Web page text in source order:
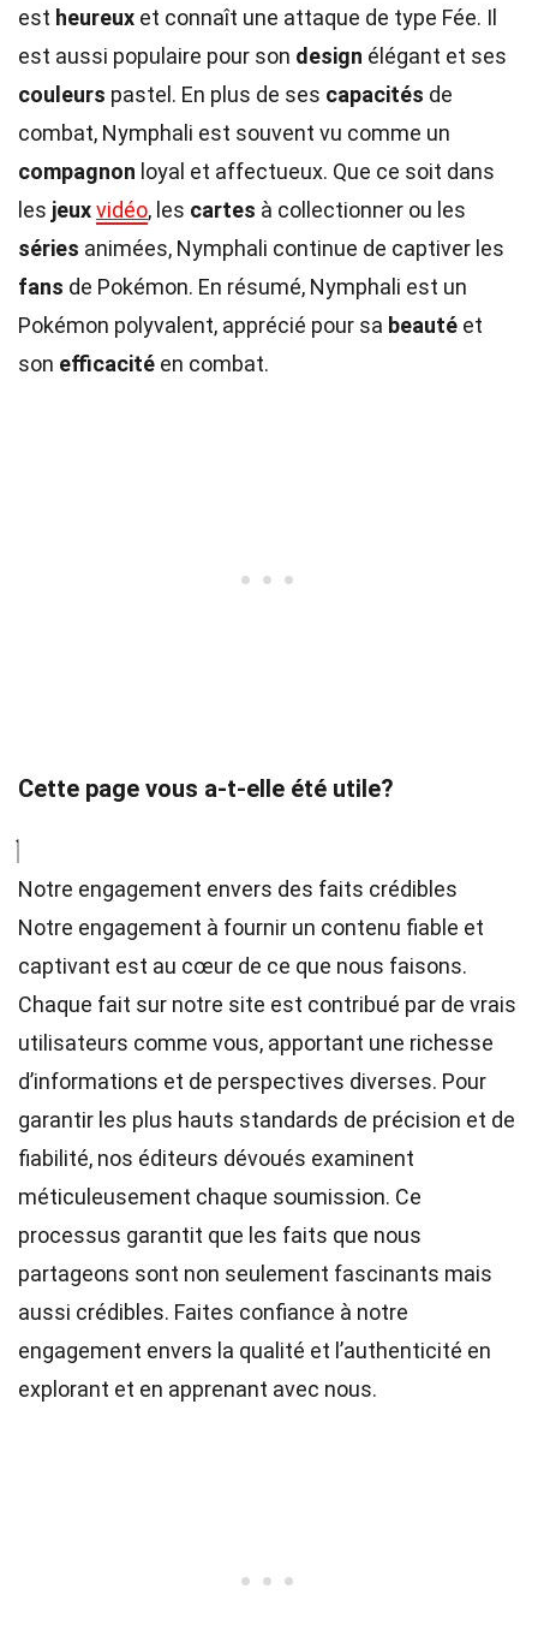
est heureux et connaît une attaque de type Fée. Il
est aussi populaire pour son design élégant et ses
couleurs pastel. En plus de ses capacités de
combat, Nymphali est souvent vu comme un
compagnon loyal et affectueux. Que ce soit dans
les jeuxvidéo, les cartes à collectionner ou les
séries animées, Nymphali continue de captiver les
fans de Pokémon. En résumé, Nymphali est un
Pokémon polyvalent, apprécié pour sa beauté et
son efficacité en combat.
Cette page vous a-t-elle été utile?
Notre engagement envers des faits crédibles
Notre engagement à fournir un contenu fiable et
captivant est au cœur de ce que nous faisons.
Chaque fait sur notre site est contribué par de vrais
utilisateurs comme vous, apportant une richesse
d’informations et de perspectives diverses. Pour
garantir les plus hauts standards de précision et de
fiabilité, nos éditeurs dévoués examinent
méticuleusement chaque soumission. Ce
processus garantit que les faits que nous
partageons sont non seulement fascinants mais
aussi crédibles. Faites confiance à notre
engagement envers la qualité et l’authenticité en
explorant et en apprenant avec nous.